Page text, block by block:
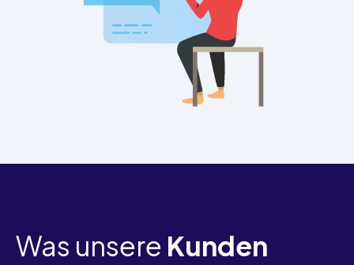
Was unsere Kunden